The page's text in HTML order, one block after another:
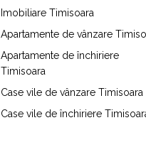
Imobiliare Timisoara
Apartamente de vânzare
Apartamente de închiriere
Timisoara
Case vile de vânzare Timisoara
Case vile de închiriere